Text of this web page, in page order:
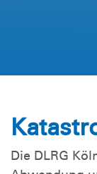
Die DLRG